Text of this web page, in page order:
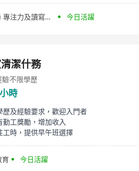
etc. In terms of subject tutoring, we cover
courses such as AP, IB, A-LEVEL, IGCSE,
experienced teaching team from top
include competition enhancement, G5
interview preparation, international school
among others. Whether it's international
in subjects like math, physics, chemistry,
or full planning and application for studying in
can provide professional guidance and
Relying on our professional teaching team
educational resources, we aim to enhance
for their future.
Creati 專注力及讀寫中心 今日活躍
潔什務
驗不限學歷
時
歷及經驗要求，歡迎入門者
勤工獎勵，增加收入
工時，提供早午班選擇
育 今日活躍